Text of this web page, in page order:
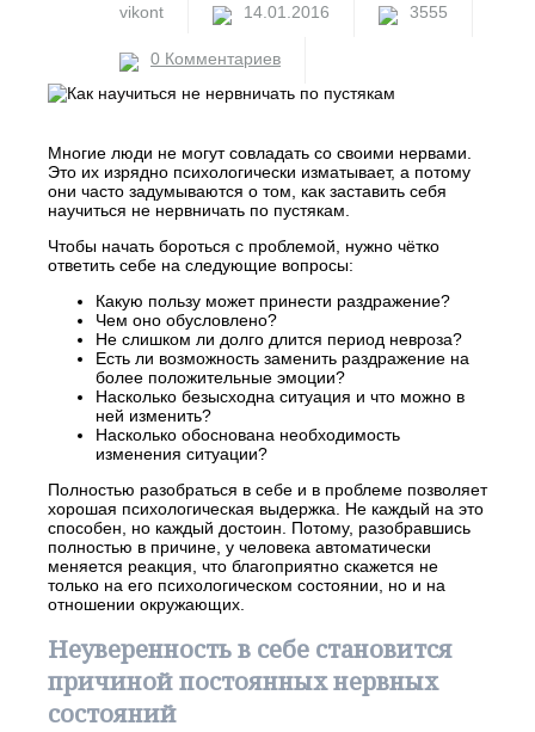
vikont 14.01.2016 3555
0 Комментариев
Многие люди не могут совладать со своими нервами.
Это их изрядно психологически изматывает, а потому
они часто задумываются о том, как заставить себя
научиться не нервничать по пустякам.
Чтобы начать бороться с проблемой, нужно чётко
ответить себе на следующие вопросы:
Какую пользу может принести раздражение?
Чем оно обусловлено?
Не слишком ли долго длится период невроза?
Есть ли возможность заменить раздражение на
более положительные эмоции?
Насколько безысходна ситуация и что можно в
ней изменить?
Насколько обоснована необходимость
изменения ситуации?
Полностью разобраться в себе и в проблеме позволяет
хорошая психологическая выдержка. Не каждый на это
способен, но каждый достоин. Потому, разобравшись
полностью в причине, у человека автоматически
меняется реакция, что благоприятно скажется не
только на его психологическом состоянии, но и на
отношении окружающих.
Неуверенность в себе становится
причиной постоянных нервных
состояний